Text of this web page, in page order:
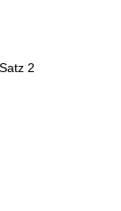
2